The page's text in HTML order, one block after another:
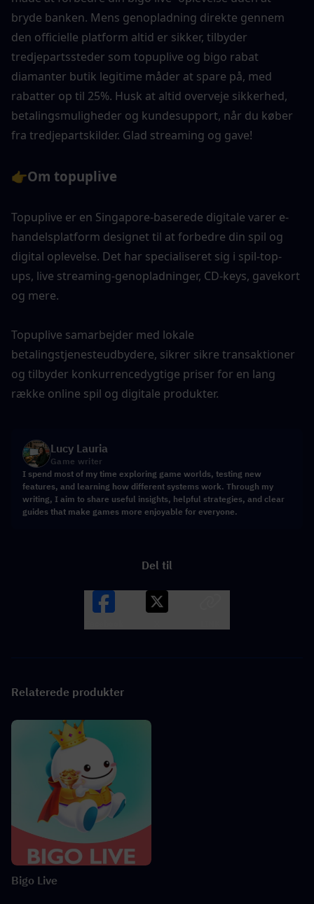
bryde banken. Mens genopladning direkte gennem
den officielle platform altid er sikker, tilbyder
tredjepartssteder som topuplive og bigo rabat
diamanter butik legitime måder at spare på, med
rabatter op til 25%. Husk at altid overveje sikkerhed,
betalingsmuligheder og kundesupport, når du køber
fra tredjepartskilder. Glad streaming og gave!
👉Om topuplive
Topuplive er en Singapore-baserede digitale varer e-
handelsplatform designet til at forbedre din spil og
digital oplevelse. Det har specialiseret sig i spil-top-
ups, live streaming-genopladninger, CD-keys, gavekort
og mere.
Topuplive samarbejder med lokale
betalingstjenesteudbydere, sikrer sikre transaktioner
og tilbyder konkurrencedygtige priser for en lang
række online spil og digitale produkter.
Lucy Lauria
Game writer
I spend most of my time exploring game worlds, testing new
features, and learning how different systems work. Through my
writing, I aim to share useful insights, helpful strategies, and clear
guides that make games more enjoyable for everyone.
Del til
Relaterede produkter
Bigo Live